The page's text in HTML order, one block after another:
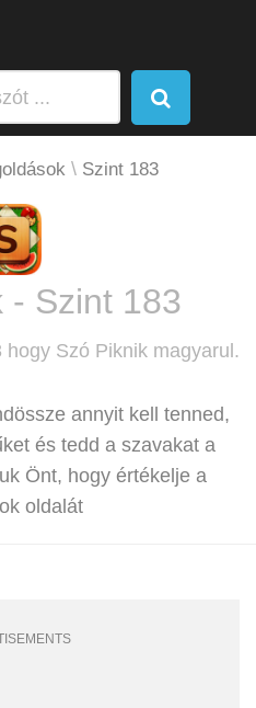
Szint 183
- Szint 183
Szó Piknik magyarul.
annyit kell tenned,
és tedd a szavakat a
Önt, hogy értékelje a
oldalát